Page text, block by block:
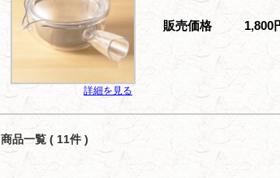
詳細を見る
販売価格 1,800
商品一覧 ( 11件 )